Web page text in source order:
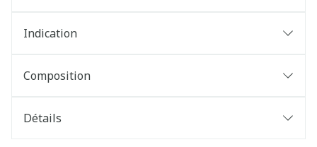
Indication
Composition
Détails